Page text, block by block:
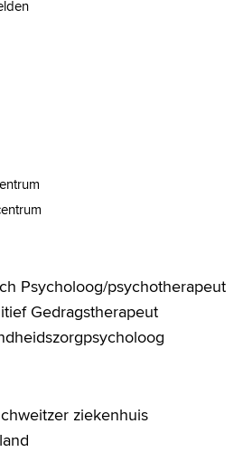
Psycholoog/psychotherapeut
Gedragstherapeut
ziekenhuis